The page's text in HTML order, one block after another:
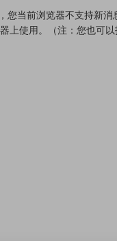
您当前浏览器不支持新消
上使用。（注：您也可